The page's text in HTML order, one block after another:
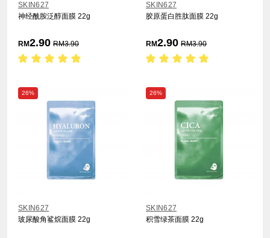
SKIN627
神经酰胺泛醇面膜 22g
RM2.90 RM3.90
SKIN627
胶原蛋白胜肽面膜 22g
RM2.90 RM3.90
26%
SKIN627
玻尿酸角鲨烷面膜 22g
26%
SKIN627
积雪绿茶面膜 22g